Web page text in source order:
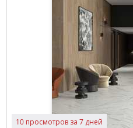
10 просмотров за 7 дней